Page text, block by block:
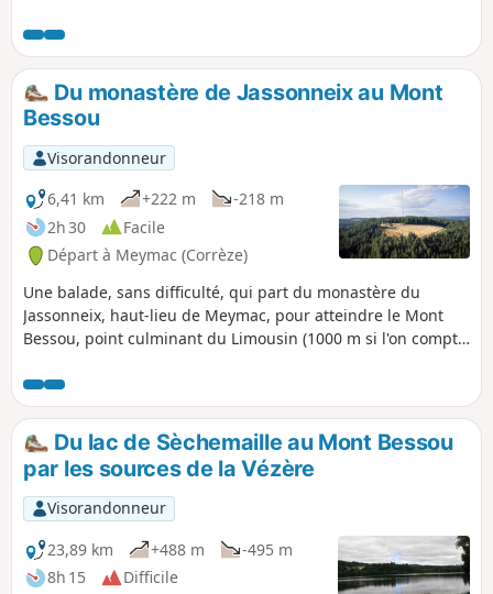
en partant à la rencontre de la faune et flore
du territoire. Entre ruisseaux, tourbières,
étangs, landes à bruyères, genêts, grandes
prairies, brebis et vaches limousines, forêts,
granit, chaume.... Ce tour tient toutes ses
promesses pour admirer les multiples
facettes de la montagne limousine !
Du monastère de Jassonneix au Mont
Bessou
Visorandonneur
6,41 km
+222 m
-218 m
2h 30
Facile
Départ à Meymac (Corrèze)
Une balade, sans difficulté, qui part du monastère du
Jassonneix, haut-lieu de Meymac, pour atteindre le Mont
Bessou, point culminant du Limousin (1000 m si l'on compte
en forêt, et une petite route peu fréquentée.
Du lac de Sèchemaille au Mont Bessou
par les sources de la Vézère
Visorandonneur
23,89 km
+488 m
-495 m
8h 15
Difficile